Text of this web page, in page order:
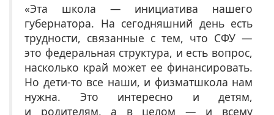
«Эта школа — инициатива нашего
губернатора. На сегодняшний день есть
трудности, связанные с тем, что СФУ —
это федеральная структура, и есть вопрос,
насколько край может ее финансировать.
Но дети-то все наши, и физматшкола нам
нужна. Это интересно и детям,
и родителям, а в целом — и всему